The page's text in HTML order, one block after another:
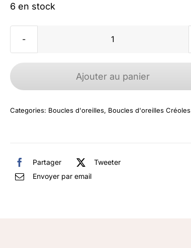
6 en stock
quantité
boucles
925
Ajouter au panier
Categories: Boucles d'oreilles, Boucles d'oreilles Créoles
Partager
Tweeter
Envoyer par email